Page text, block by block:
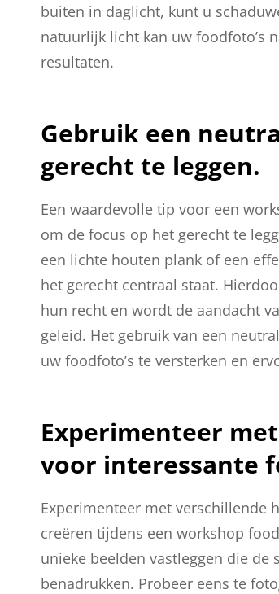
buiten in daglicht, kunt u
natuurlijk licht kan uw foodfoto’s
resultaten.
Gebruik een
gerecht te leggen.
Een waardevolle tip voor een
om de focus op het gerecht te
een lichte houten plank of een
het gerecht centraal staat.
hun recht en wordt de aandacht
geleid. Het gebruik van een
uw foodfoto’s te versterken en
Experimenteer
voor interessante
Experimenteer met verschillende
creëren tijdens een workshop
unieke beelden vastleggen die
benadrukken. Probeer eens te